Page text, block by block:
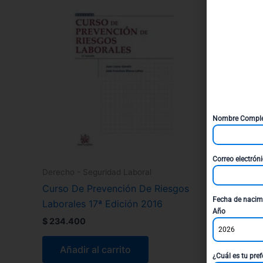
Derecho - Seguridad Laboral
Curso De Prevención De Riesgos
Laborales 17ª Edición 2016
$ 234.400
Añadir al carrito
Nombre
Correo
Fecha de
Año
2026
¿Cuál es tu